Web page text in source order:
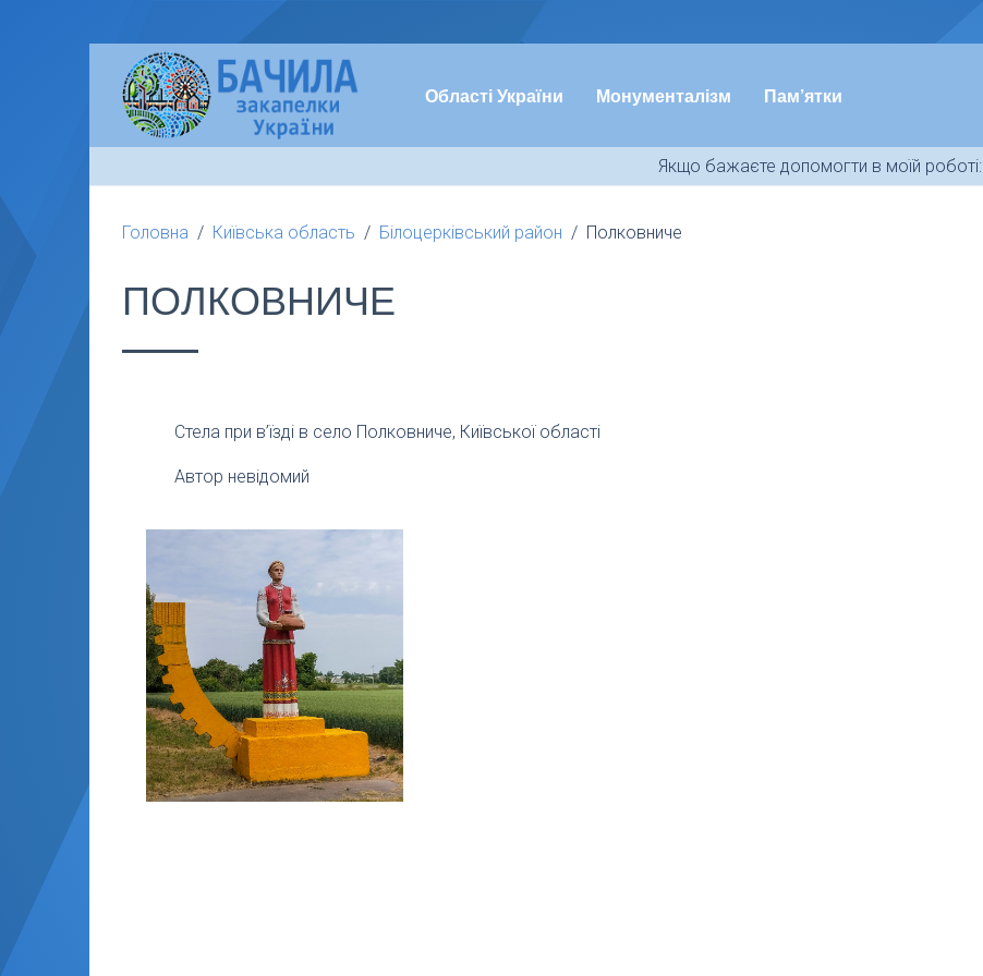
Області України Монументалізм Пам’ятки
Якщо бажаєте допомогти в моїй роботі:
Головна Київська область Білоцерківський район Полковниче
ПОЛКОВНИЧЕ
Стела при в’їзді в село Полковниче, Київської області
Автор невідомий